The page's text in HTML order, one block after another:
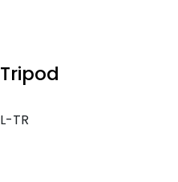
TR